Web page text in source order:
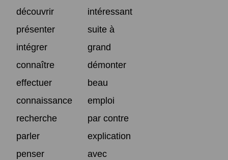
découvrir
intéressant
présenter
suite à
intégrer
grand
connaître
démonter
effectuer
beau
connaissance
emploi
recherche
par contre
parler
explication
penser
avec